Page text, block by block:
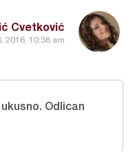
Cvetković
2016, 10:38 am
Odlican